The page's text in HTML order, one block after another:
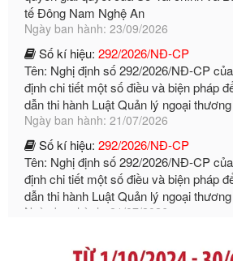
Số kí hiệu: 292/2026/NĐ-CP
Tên: Nghị định số 292/2026/NĐ-CP của
định chi tiết một số điều và biện pháp
dẫn thi hành Luật Quản lý ngoại thương
Ngày ban hành: 21/07/2026
Số kí hiệu:292/2026/NĐ-CP
Tên: Nghị định số 292/2026/NĐ-CP của
định chi tiết một số điều và biện pháp
dẫn thi hành Luật Quản lý ngoại thương
Ngày ban hành: 21/07/2026
Số kí hiệu:105/2026/TT-BTC
2019 của Bộ trưởng Bộ Tài chính